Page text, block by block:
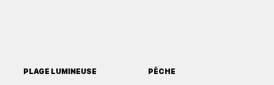
PLAGE LUMINEUSE PÊCHE